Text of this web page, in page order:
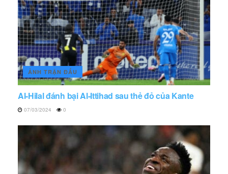
ẢNH TRẬN ĐẤU
Al-Hilal đánh bại Al-Ittihad sau thẻ đỏ của Kante
07/03/2024 0